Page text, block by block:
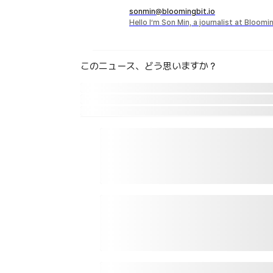
sonmin@bloomingbit.io
Hello I’m Son Min, a journalist at
このニュース、どう思いますか？